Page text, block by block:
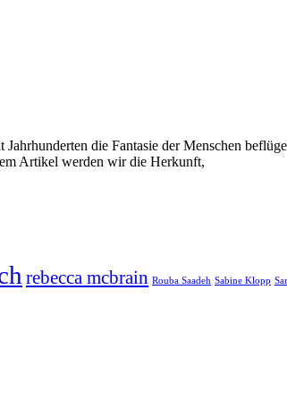
die Fantasie der Menschen
Artikel werden wir die Herkunft,
rebecca mcbrain Rouba Saadeh Sabine Klopp